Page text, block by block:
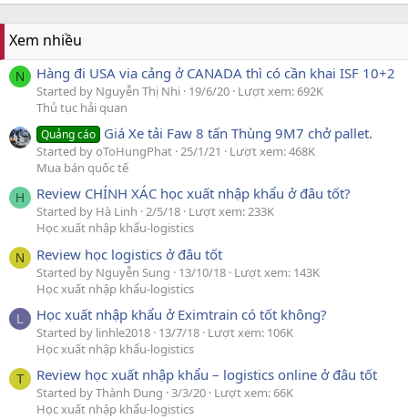
Xem nhiều
N Hàng đi USA via cảng ở CANADA thì có cần khai ISF 10+2
Started by Nguyễn Thị Nhi 19/6/20 Lượt xem: 692K
Thủ tục hải quan
Quảng cáo Giá Xe tải Faw 8 tấn Thùng 9M7 chở pallet.
Started by oToHungPhat 25/1/21
Lượt xem: 468K
Mua bán quốc tế
H Review CHÍNH XÁC học xuất nhập khẩu ở đâu tốt?
Started by Hà Linh 2/5/18 Lượt xem: 233K
Học xuất nhập khẩu-logistics
N Review học logistics ở đâu tốt
Started by Nguyễn Sung 13/10/18 Lượt xem: 143K
Học xuất nhập khẩu-logistics
L Học xuất nhập khẩu ở Eximtrain có tốt không?
Started by linhle2018 13/7/18 Lượt xem: 106K
Học xuất nhập khẩu-logistics
T Review học xuất nhập khẩu – logistics online ở đâu tốt
Started by Thành Dung 3/3/20 Lượt xem: 66K
Học xuất nhập khẩu-logistics